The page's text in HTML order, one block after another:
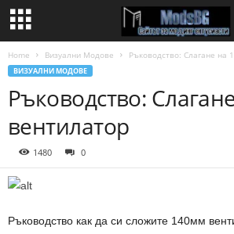
Home Визуални Модове Ръководство: Слагане на
ВИЗУАЛНИ МОДОВЕ
Ръководство:
вентилатор
1480 0
Ръководство как да си сложите 140мм